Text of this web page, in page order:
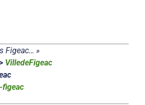
Figeac… »
VilledeFigeac
figeac